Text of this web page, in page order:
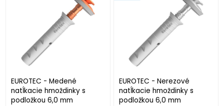
EUROTEC - Medené
natĺkacie hmoždinky s
podložkou 6,0 mm
EUROTEC - Nerezové
natĺkacie hmoždinky s
podložkou 6,0 mm